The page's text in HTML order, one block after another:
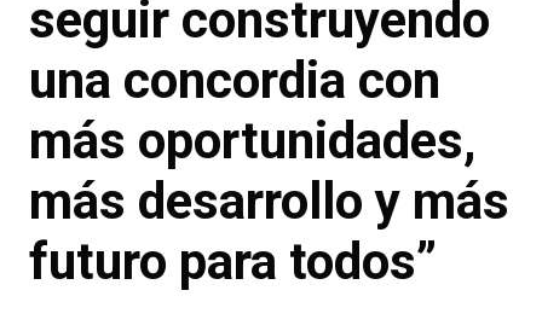
seguir construyendo
una concordia con
más oportunidades,
más desarrollo y más
futuro para todos”